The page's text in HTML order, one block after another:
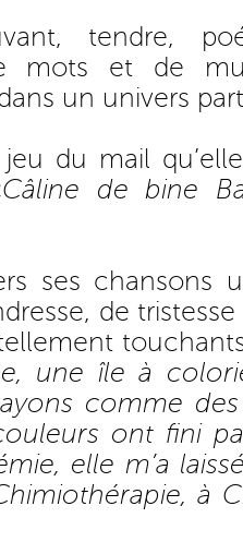
tendre,
mots et de
un univers
du mail
Câline de bine
ses chansons
de
une île à
comme
ont fini
elle m’a
à